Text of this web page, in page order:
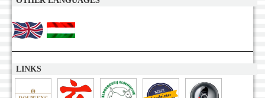
LINKS